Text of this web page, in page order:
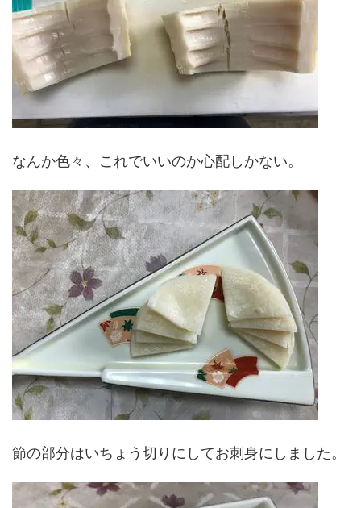
なんか色々、これでいいのか心配しかない。
節の部分はいちょう切りにしてお刺身にしました。